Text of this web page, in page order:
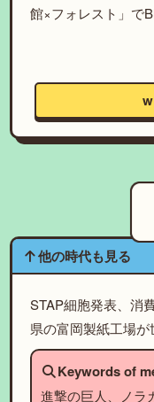
館×フォレスト」で
他の時代も見る
STAP細胞発表、消
県の富岡製紙工場
Keywords of
進撃の巨人、ノラ